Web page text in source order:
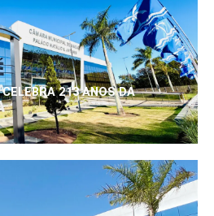
213 ANOS DA